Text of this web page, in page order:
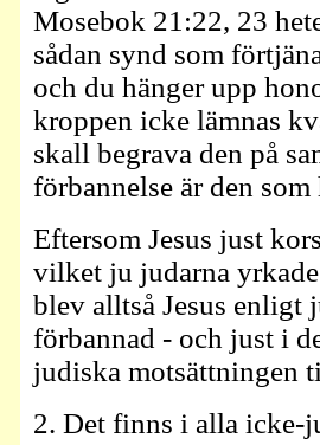
Mosebok 21:22, 23
sådan synd som
och du hänger upp
kroppen icke lämnas
skall begrava den på
förbannelse är den
Eftersom Jesus just
vilket ju judarna
blev alltså Jesus enligt
förbannad - och just i
judiska motsättningen
2. Det finns i alla icke-